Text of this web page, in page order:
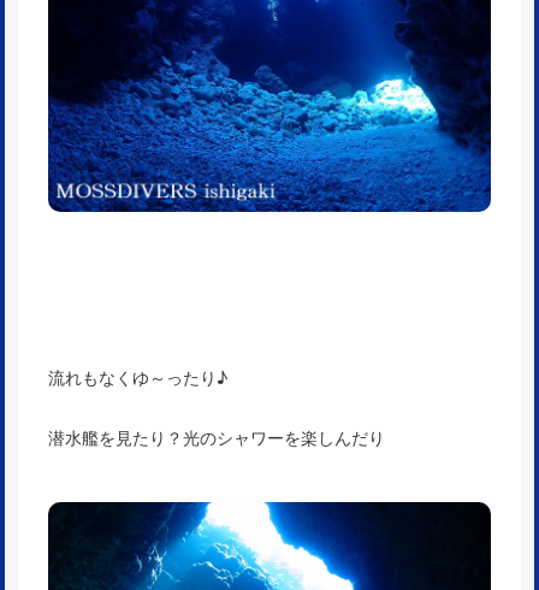
流れもなくゆ～ったり♪
潜水艦を見たり？光のシャワーを楽しんだり